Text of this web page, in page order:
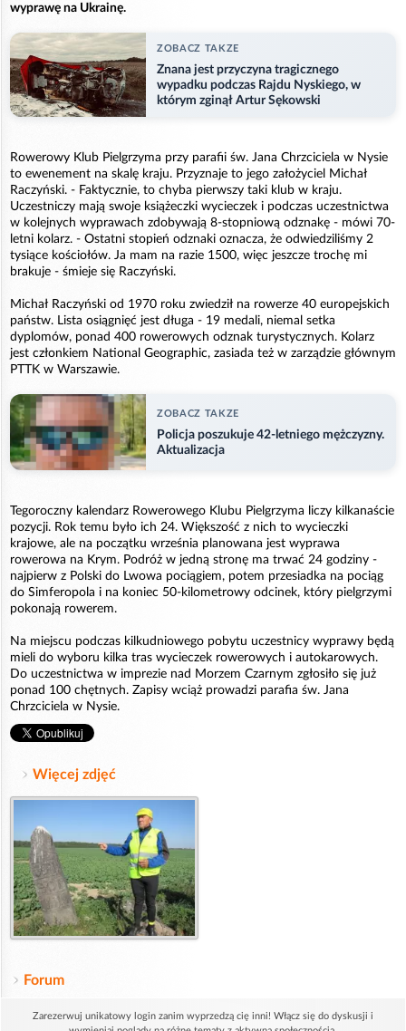
wyprawę na Ukrainę.
ZOBACZ TAKZE
Znana jest przyczyna tragicznego
wypadku podczas Rajdu Nyskiego, w
którym zginął Artur Sękowski
Rowerowy Klub Pielgrzyma przy parafii św. Jana Chrzciciela w Nysie
to ewenement na skalę kraju. Przyznaje to jego założyciel Michał
Raczyński. - Faktycznie, to chyba pierwszy taki klub w kraju.
Uczestniczy mają swoje książeczki wycieczek i podczas uczestnictwa
w kolejnych wyprawach zdobywają 8-stopniową odznakę - mówi 70-
letni kolarz. - Ostatni stopień odznaki oznacza, że odwiedziliśmy 2
tysiące kościołów. Ja mam na razie 1500, więc jeszcze trochę mi
brakuje - śmieje się Raczyński.
Michał Raczyński od 1970 roku zwiedził na rowerze 40 europejskich
państw. Lista osiągnięć jest długa - 19 medali, niemal setka
dyplomów, ponad 400 rowerowych odznak turystycznych. Kolarz
jest członkiem National Geographic, zasiada też w zarządzie głównym
PTTK w Warszawie.
ZOBACZ TAKZE
Policja poszukuje 42-letniego mężczyzny.
Aktualizacja
Tegoroczny kalendarz Rowerowego Klubu Pielgrzyma liczy kilkanaście
pozycji. Rok temu było ich 24. Większość z nich to wycieczki
krajowe, ale na początku września planowana jest wyprawa
rowerowa na Krym. Podróż w jedną stronę ma trwać 24 godziny -
najpierw z Polski do Lwowa pociągiem, potem przesiadka na pociąg
do Simferopola i na koniec 50-kilometrowy odcinek, który pielgrzymi
pokonają rowerem.
Na miejscu podczas kilkudniowego pobytu uczestnicy wyprawy będą
mieli do wyboru kilka tras wycieczek rowerowych i autokarowych.
Do uczestnictwa w imprezie nad Morzem Czarnym zgłosiło się już
ponad 100 chętnych. Zapisy wciąż prowadzi parafia św. Jana
Chrzciciela w Nysie.
Więcej zdjęć
Forum
Zarezerwuj unikatowy login zanim wyprzedzą cię inni! Włącz się do dyskusji i